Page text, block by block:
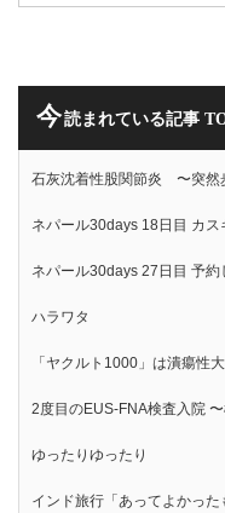
今読まれている記事
石灰沈着性股関節炎 〜突然
ネパール30days 18日目 カ
ネパール30days 27日目 予
ハラワタ
「ヤクルト1000」は潰瘍性
2度目のEUS-FNA検査入院
ゆったりゆったり
インド旅行「あってよかった